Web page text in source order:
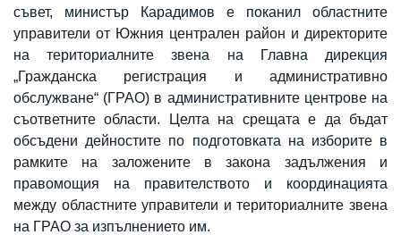
съвет, министър Карадимов е поканил областните
управители от Южния централен район и директорите
на териториалните звена на Главна дирекция
„Гражданска регистрация и административно
обслужване“ (ГРАО) в административните центрове на
съответните области. Целта на срещата е да бъдат
обсъдени дейностите по подготовката на изборите в
рамките на заложените в закона задължения и
правомощия на правителството и координацията
между областните управители и териториалните звена
на ГРАО за изпълнението им.